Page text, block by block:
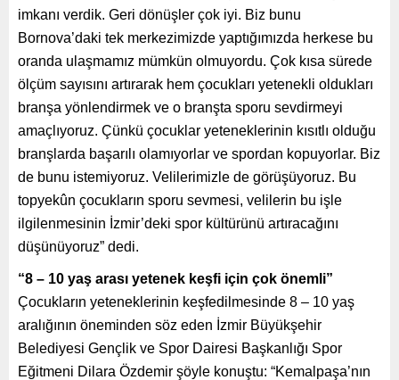
imkanı verdik. Geri dönüşler çok iyi. Biz bunu
Bornova’daki tek merkezimizde yaptığımızda herkese bu
oranda ulaşmamız mümkün olmuyordu. Çok kısa sürede
ölçüm sayısını artırarak hem çocukları yetenekli oldukları
branşa yönlendirmek ve o branşta sporu sevdirmeyi
amaçlıyoruz. Çünkü çocuklar yeteneklerinin kısıtlı olduğu
branşlarda başarılı olamıyorlar ve spordan kopuyorlar. Biz
de bunu istemiyoruz. Velilerimizle de görüşüyoruz. Bu
topyekûn çocukların sporu sevmesi, velilerin bu işle
ilgilenmesinin İzmir’deki spor kültürünü artıracağını
düşünüyoruz” dedi.
“8 – 10 yaş arası yetenek keşfi için çok önemli”
Çocukların yeteneklerinin keşfedilmesinde 8 – 10 yaş
aralığının öneminden söz eden İzmir Büyükşehir
Belediyesi Gençlik ve Spor Dairesi Başkanlığı Spor
Eğitmeni Dilara Özdemir şöyle konuştu: “Kemalpaşa’nın